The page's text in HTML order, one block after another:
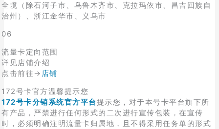
全境（除石河子市、乌鲁木齐市、克拉玛依市、昌吉回族自
治州）、浙江金华市、义乌市
06
流量卡定向范围
详见店铺介绍
点击前往→ 店铺
172号卡官方温馨提示您
172号卡分销系统官方平台提示您，对于本号卡平台旗下所
有产品，严禁进行任何形式的二次进行宣传包装，在宣传
时，必须明确注明流量卡归属地，且不得采用任务单的形式